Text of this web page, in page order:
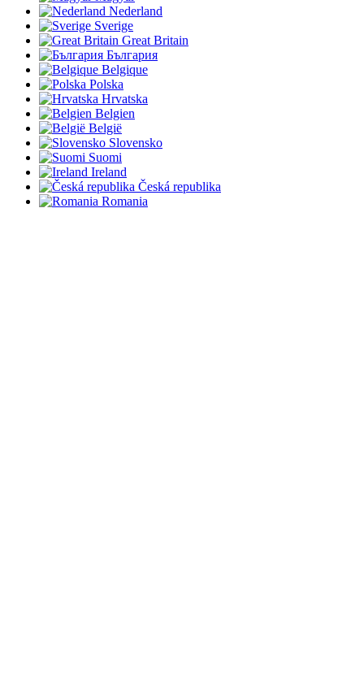
Nederland
Sverige
Great Britain
България
Belgique
Polska
Hrvatska
Belgien
België
Slovensko
Suomi
Ireland
Česká republika
Romania